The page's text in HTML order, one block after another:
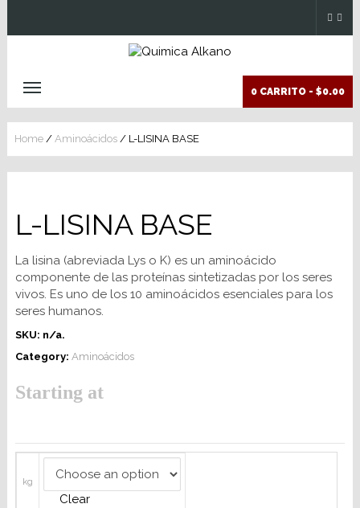
0 CARRITO - $0.00
Home / Aminoácidos / L-LISINA BASE
L-LISINA BASE
La lisina (abreviada Lys o K) es un aminoácido
componente de las proteínas sintetizadas por los seres
vivos. Es uno de los 10 aminoácidos esenciales para los
seres humanos.
SKU: n/a.
Category: Aminoácidos
Starting at
kg
Clear